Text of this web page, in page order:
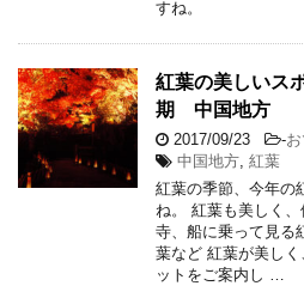
すね。
紅葉の美しいス
期 中国地方
2017/09/23 -
中国地方 紅葉
紅葉の季節、今年の
ね。 紅葉も美しく
寺、船に乗って見る
葉など 紅葉が美し
ットをご案内し …